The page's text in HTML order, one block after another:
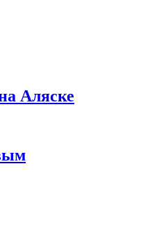
Аляске